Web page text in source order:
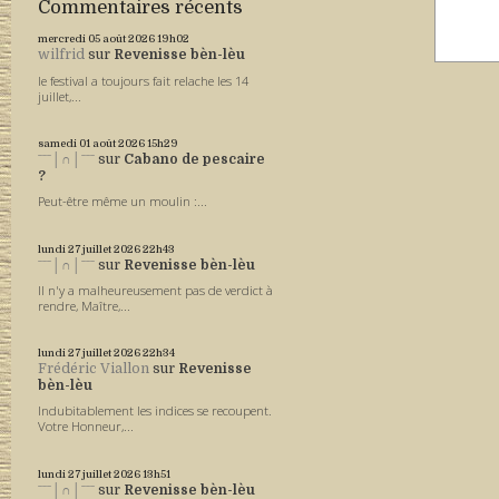
Commentaires récents
mercredi 05 août 2026 19h02
wilfrid sur Revenisse bèn-lèu
le festival a toujours fait relache les 14
juillet,...
samedi 01 août 2026 15h29
ˉˉˉ│∩│ˉˉˉ sur Cabano de pescaire
?
Peut-être même un moulin :...
lundi 27juillet 2026 22h43
ˉˉˉ│∩│ˉˉˉ sur Revenisse bèn-lèu
Il n'y a malheureusement pas de verdict à
rendre, Maître,...
lundi 27juillet 2026 22h34
Frédéric Viallon sur Revenisse
bèn-lèu
Indubitablement les indices se recoupent.
Votre Honneur,...
lundi 27juillet 2026 13h51
ˉˉˉ│∩│ˉˉˉ sur Revenisse bèn-lèu